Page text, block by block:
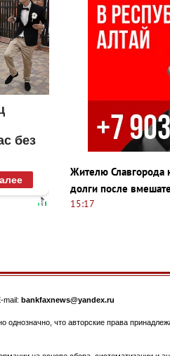
без
Жителю Славгорода
долги после
15:17
mail: bankfaxnews@yandex.ru
что авторские права